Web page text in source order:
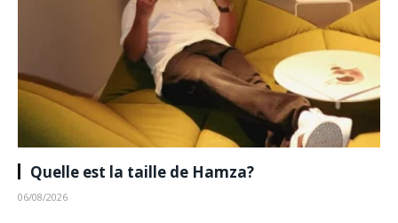
Quelle est la taille de Hamza?
06/08/2026